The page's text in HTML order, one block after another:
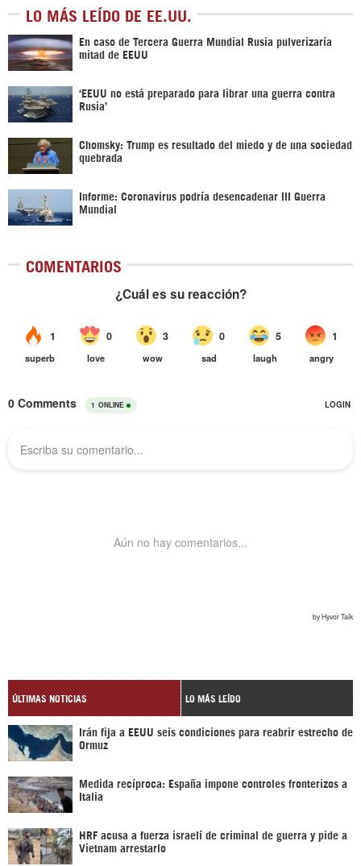
LO MÁS LEÍDO DE EE.UU.
En caso de Tercera Guerra Mundial Rusia pulverizaría
mitad de EEUU
‘EEUU no está preparado para librar una guerra contra
Rusia’
Chomsky: Trump es resultado del miedo y de una sociedad
quebrada
Informe: Coronavirus podría desencadenar III Guerra
Mundial
COMENTARIOS
ÚLTIMAS NOTICIAS LO MÁS LEÍDO
Irán fija a EEUU seis condiciones para reabrir estrecho de
Ormuz
Medida recíproca: España impone controles fronterizos a
Italia
HRF acusa a fuerza israelí de criminal de guerra y pide a
Vietnam arrestarlo